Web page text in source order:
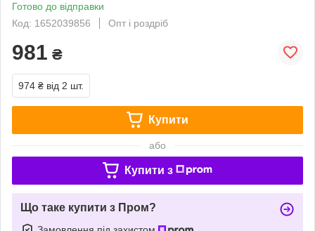
Готово до відправки
Код: 1652039856
Опт і роздріб
981 ₴
974 ₴ від 2 шт.
Купити
або
Купити з
Що таке купити з Пром?